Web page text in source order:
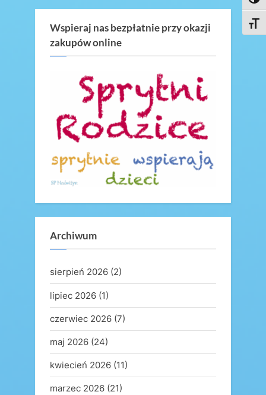
x
t
t
Wspieraj nas bezpłatnie przy okazji
zakupów online
Archiwum
sierpień 2026 (2)
lipiec 2026 (1)
czerwiec 2026 (7)
maj 2026 (24)
kwiecień 2026 (11)
marzec 2026 (21)